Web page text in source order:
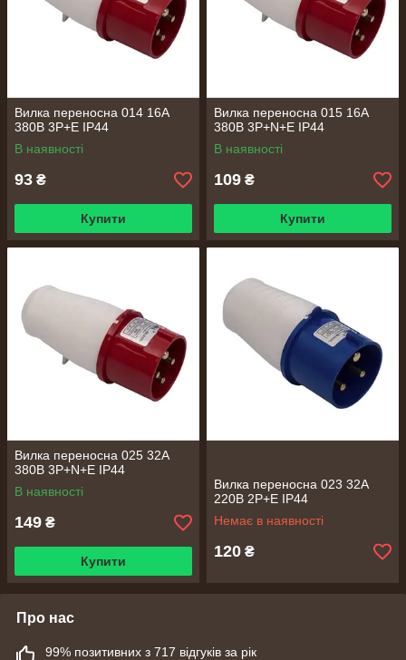
Вилка переносна 014 16А
380В 3Р+Е IP44
В наявності
93 ₴
Купити
Вилка переносна 015 16А
380В 3Р+N+Е IP44
В наявності
109 ₴
Купити
Вилка переносна 025 32А
380В 3Р+N+Е IP44
В наявності
149 ₴
Купити
Вилка переносна 023 32А
220В 2Р+Е IP44
Немає в наявності
120 ₴
Про нас
99% позитивних з 717 відгуків за рік